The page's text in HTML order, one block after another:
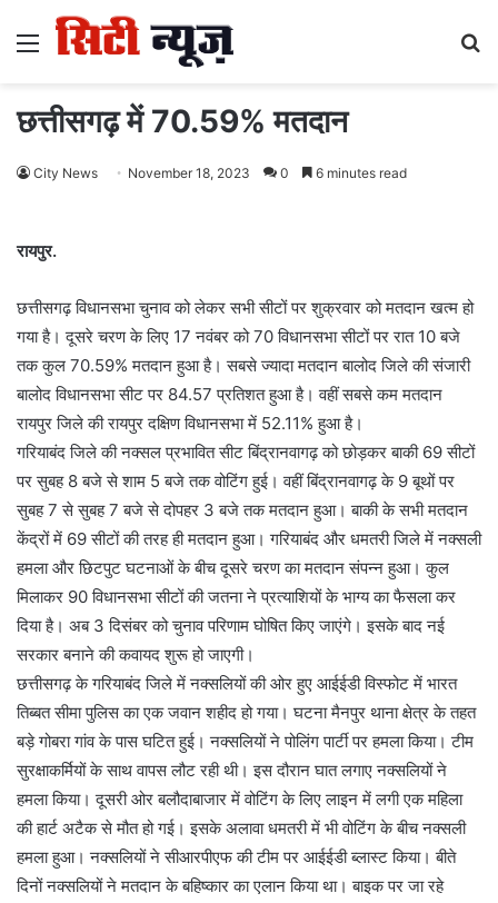
Menu
छत्तीसगढ़ में 70.59% मतदान
City News November 18, 2023 0 6 minutes read
रायपुर.
छत्तीसगढ़ विधानसभा चुनाव को लेकर सभी सीटों पर शुक्रवार को मतदान खत्म हो
गया है। दूसरे चरण के लिए 17 नवंबर को 70 विधानसभा सीटों पर रात 10 बजे
तक कुल 70.59% मतदान हुआ है। सबसे ज्यादा मतदान बालोद जिले की संजारी
बालोद विधानसभा सीट पर 84.57 प्रतिशत हुआ है। वहीं सबसे कम मतदान
रायपुर जिले की रायपुर दक्षिण विधानसभा में 52.11% हुआ है।
गरियाबंद जिले की नक्सल प्रभावित सीट बिंद्रानवागढ़ को छोड़कर बाकी 69 सीटों
पर सुबह 8 बजे से शाम 5 बजे तक वोटिंग हुई। वहीं बिंद्रानवागढ़ के 9 बूथों पर
सुबह 7 से सुबह 7 बजे से दोपहर 3 बजे तक मतदान हुआ। बाकी के सभी मतदान
केंद्रों में 69 सीटों की तरह ही मतदान हुआ। गरियाबंद और धमतरी जिले में नक्सली
हमला और छिटपुट घटनाओं के बीच दूसरे चरण का मतदान संपन्न हुआ। कुल
मिलाकर 90 विधानसभा सीटों की जतना ने प्रत्याशियों के भाग्य का फैसला कर
दिया है। अब 3 दिसंबर को चुनाव परिणाम घोषित किए जाएंगे। इसके बाद नई
सरकार बनाने की कवायद शुरू हो जाएगी।
छत्तीसगढ़ के गरियाबंद जिले में नक्सलियों की ओर हुए आईईडी विस्फोट में भारत
तिब्बत सीमा पुलिस का एक जवान शहीद हो गया। घटना मैनपुर थाना क्षेत्र के तहत
बड़े गोबरा गांव के पास घटित हुई। नक्सलियों ने पोलिंग पार्टी पर हमला किया। टीम
सुरक्षाकर्मियों के साथ वापस लौट रही थी। इस दौरान घात लगाए नक्सलियों ने
हमला किया। दूसरी ओर बलौदाबाजार में वोटिंग के लिए लाइन में लगी एक महिला
की हार्ट अटैक से मौत हो गई। इसके अलावा धमतरी में भी वोटिंग के बीच नक्सली
हमला हुआ। नक्सलियों ने सीआरपीएफ की टीम पर आईईडी ब्लास्ट किया। बीते
दिनों नक्सलियों ने मतदान के बहिष्कार का एलान किया था। बाइक पर जा रहे